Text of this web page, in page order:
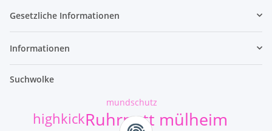
Gesetzliche Informationen
Informationen
Suchwolke
Ruhrpott mülheim
highkick
mundschutz